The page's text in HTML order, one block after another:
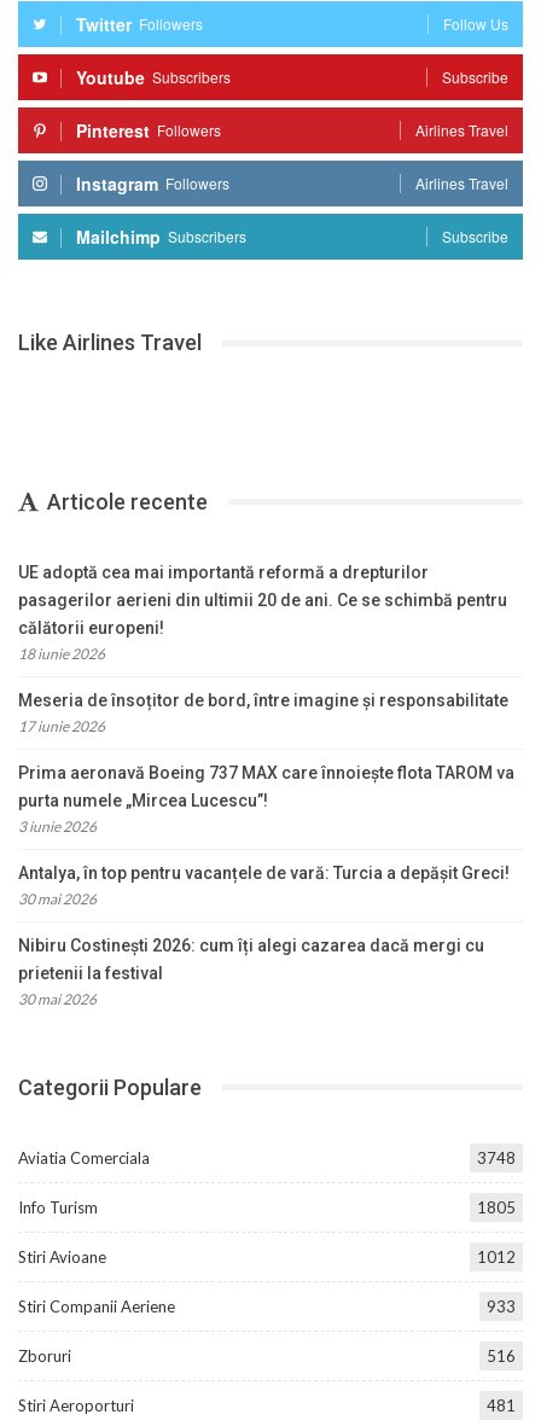
Twitter Followers Follow Us
Youtube Subscribers Subscribe
Pinterest Followers Airlines Travel
Instagram Followers Airlines Travel
Mailchimp Subscribers Subscribe
Like Airlines Travel
Articole recente
UE adoptă cea mai importantă reformă a drepturilor
pasagerilor aerieni din ultimii 20 de ani. Ce se schimbă pentru
călătorii europeni!
18 iunie 2026
Meseria de însoțitor de bord, între imagine și responsabilitate
17 iunie 2026
Prima aeronavă Boeing 737 MAX care înnoiește flota TAROM va
purta numele „Mircea Lucescu”!
3 iunie 2026
Antalya, în top pentru vacanțele de vară: Turcia a depășit Greci!
30 mai 2026
Nibiru Costinești 2026: cum îți alegi cazarea dacă mergi cu
prietenii la festival
30 mai 2026
Categorii Populare
Aviatia Comerciala 3748
Info Turism 1805
Stiri Avioane 1012
Stiri Companii Aeriene 933
Zboruri 516
Stiri Aeroporturi 481